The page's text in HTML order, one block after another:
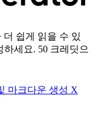
쉽게 읽을 수 있
하세요. 50 크레딧으
마크다운 생성 X